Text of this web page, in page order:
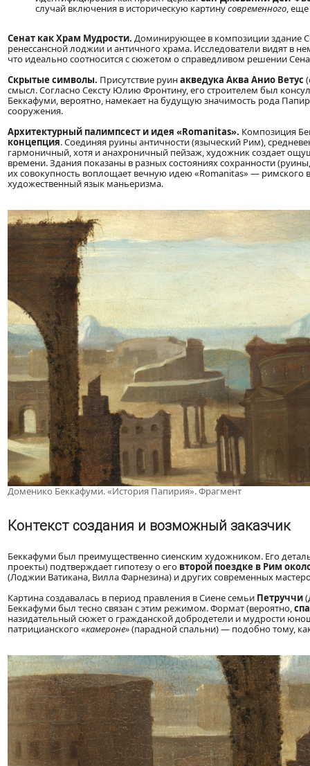
случай включения в историческую картинусовременного, еще
Сенат как Храм Мудрости. Доминирующее в композиции здание
ренессансной лоджии и античного храма. Исследователи видят в
что идеально соотносится с сюжетом о справедливом решении
Скрытые символы. Присутствие руинакведука Аква Анио Ветус
смысл. Согласно Сексту Юлию Фронтину, его строителем был
Беккафуми, вероятно, намекает на будущую значимость рода
сооружения.
Архитектурный палимпсест и идея «Romanitas». Композиция
концепция. Соединяя руины античности (языческий Рим),
гармоничный, хотя и анахроничный пейзаж, художник создает
времени. Здания показаны в разных состояниях сохранности
их совокупность воплощает вечную идею «Romanitas» —
художественный язык маньеризма.
Доменико Беккафуми. «История Папирия». Фрагмент
Контекст создания и возможный заказчик
Беккафуми был преимущественно сиенским художником. Его
проекты) подтверждает гипотезу о его второй поездке в Рим около
(Лоджии Ватикана, Вилла Фарнезина) и других современных
Картина создавалась в период правления в Сиене семьи Петруччи
Беккафуми был тесно связан с этим режимом. Формат (вероятно,
назидательный сюжет о гражданской добродетели и мудрости
патрицианского «камероне»(парадной спальни) — подобно тому,